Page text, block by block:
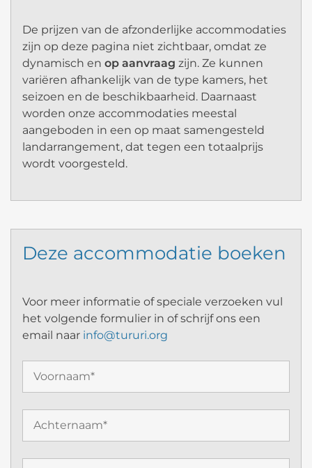
De prijzen van de afzonderlijke accommodaties
zijn op deze pagina niet zichtbaar, omdat ze
dynamisch en op aanvraag zijn. Ze kunnen
variëren afhankelijk van de type kamers, het
seizoen en de beschikbaarheid. Daarnaast
worden onze accommodaties meestal
aangeboden in een op maat samengesteld
landarrangement, dat tegen een totaalprijs
wordt voorgesteld.
Deze accommodatie boeken
Voor meer informatie of speciale verzoeken vul
het volgende formulier in of schrijf ons een
email naar info@tururi.org